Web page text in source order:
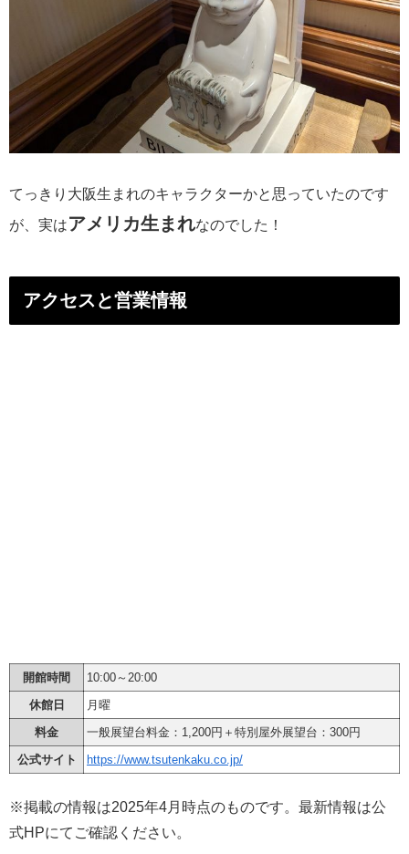
てっきり大阪生まれのキャラクターかと思っていたのです
が、実はアメリカ生まれなのでした！
アクセスと営業情報
開館時間
10:00～20:00
休館日
月曜
料金
一般展望台料金：1,200円＋特別屋外展望台：300円
公式サイト
https://www.tsutenkaku.co.jp/
※掲載の情報は2025年4月時点のものです。最新情報は公
式HPにてご確認ください。